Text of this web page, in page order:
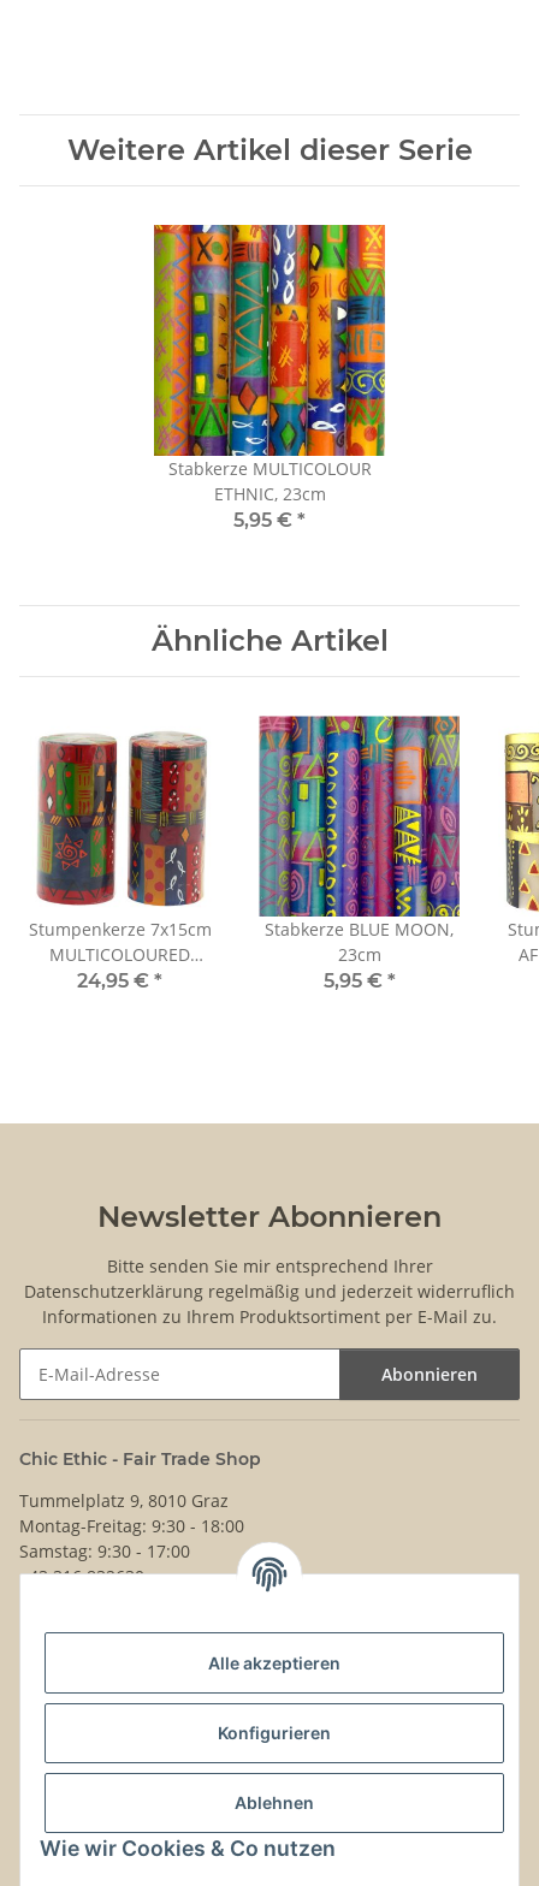
Alle akzeptieren
Konfigurieren
Ablehnen
Wie wir Cookies & Co nutzen
Weitere Artikel dieser Serie
Stabkerze MULTICOLOUR
ETHNIC, 23cm
5,95 € *
Ähnliche Artikel
Stumpenkerze 7x15cm
MULTICOLOURED
ETHNIC, Kapula
24,95 € *
Stabkerze BLUE MOON,
23cm
5,95 € *
Newsletter Abonnieren
Bitte senden Sie mir entsprechend Ihrer
Datenschutzerklärung regelmäßig und jederzeit widerruflich
Informationen zu Ihrem Produktsortiment per E-Mail zu.
Abonnieren
Chic Ethic - Fair Trade Shop
Tummelplatz 9, 8010 Graz
Montag-Freitag: 9:30 - 18:00
Samstag: 9:30 - 17:00
+43 316 832630
Kontaktinformationen